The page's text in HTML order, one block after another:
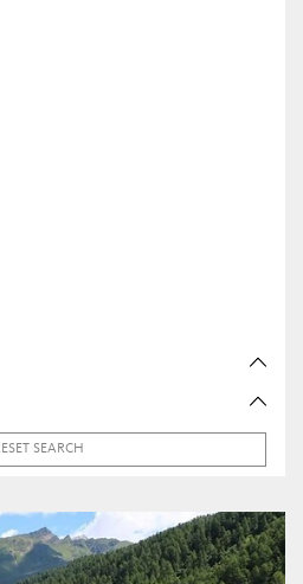
SEARCH